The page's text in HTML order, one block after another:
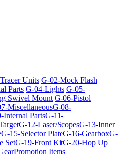
Units G-02-Mock Flash
Parts G-04-Lights G-05-
Swivel Mount G-06-Pistol
MiscellaneousG-08-
Internal PartsG-11-
G-12-Laser/ScopesG-13-Inner
G-15-Selector PlateG-16-GearboxG-
SetG-19-Front KitG-20-Hop Up
Promotion Items